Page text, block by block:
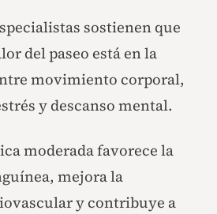
sostienen que
del paseo está en la
movimiento corporal,
y descanso mental.
moderada favorece la
mejora la
y contribuye a